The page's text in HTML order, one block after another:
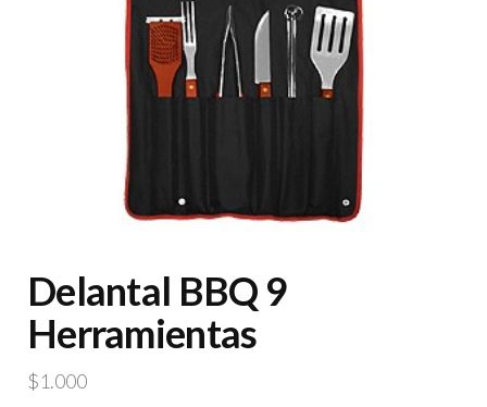
Delantal BBQ 9
Herramientas
$1.000